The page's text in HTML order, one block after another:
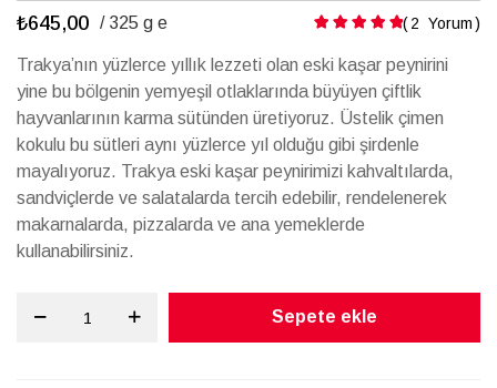
₺645,00 / 325 g e Puanlama: 2 Yorum
Trakya’nın yüzlerce yıllık lezzeti olan eski kaşar peynirini
yine bu bölgenin yemyeşil otlaklarında büyüyen çiftlik
hayvanlarının karma sütünden üretiyoruz. Üstelik çimen
kokulu bu sütleri aynı yüzlerce yıl olduğu gibi şirdenle
mayalıyoruz. Trakya eski kaşar peynirimizi kahvaltılarda,
sandviçlerde ve salatalarda tercih edebilir, rendelenerek
makarnalarda, pizzalarda ve ana yemeklerde
kullanabilirsiniz.
Sepete ekle